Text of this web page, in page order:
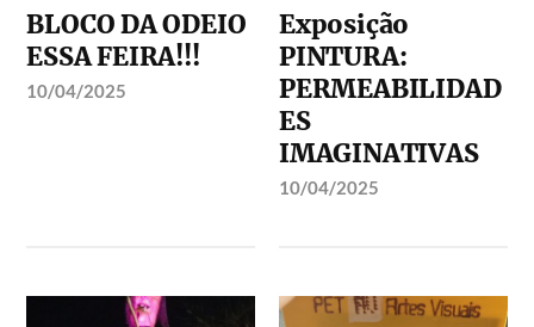
BLOCO DA ODEIO
ESSA FEIRA!!!
10/04/2025
Exposição
PINTURA:
PERMEABILIDAD
ES
IMAGINATIVAS
10/04/2025